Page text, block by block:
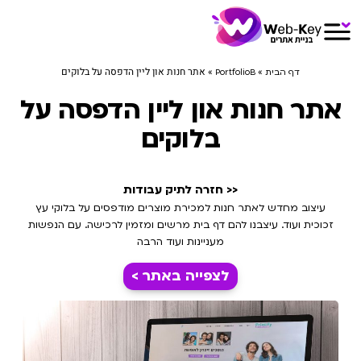
דף הבית »
PortfolioB
» אתר חנות און ליין הדפסה על בלוקים
אתר חנות און ליין הדפסה על
בלוקים
<< חזרה לתיק עבודות
עיצוב מחדש לאתר חנות למכירת מוצרים מודפסים על בלוקי עץ
זכוכית ועוד. עיצבנו להם דף בית מרשים ומזמין לרכישה. עם הנפשות
מעניינות ועוד הרבה
לצפייה באתר >